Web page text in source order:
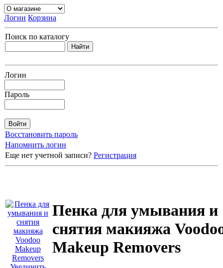
Логин Корзина
Поиск по каталогу
Логин
Пароль
Восстановить пароль
Напомнить логин
Еще нет учетной записи? Регистрация
Пенка для умывания и
снятия макияжа
Makeup Removers